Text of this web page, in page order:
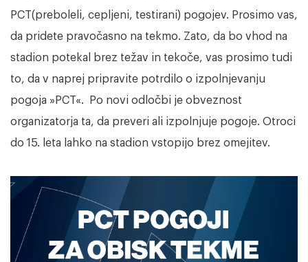
PCT(preboleli, cepljeni, testirani) pogojev. Prosimo vas,
da pridete pravočasno na tekmo. Zato, da bo vhod na
stadion potekal brez težav in tekoče, vas prosimo tudi
to, da v naprej pripravite potrdilo o izpolnjevanju
pogoja »PCT«. Po novi odločbi je obveznost
organizatorja ta, da preveri ali izpolnjuje pogoje. Otroci
do 15. leta lahko na stadion vstopijo brez omejitev.